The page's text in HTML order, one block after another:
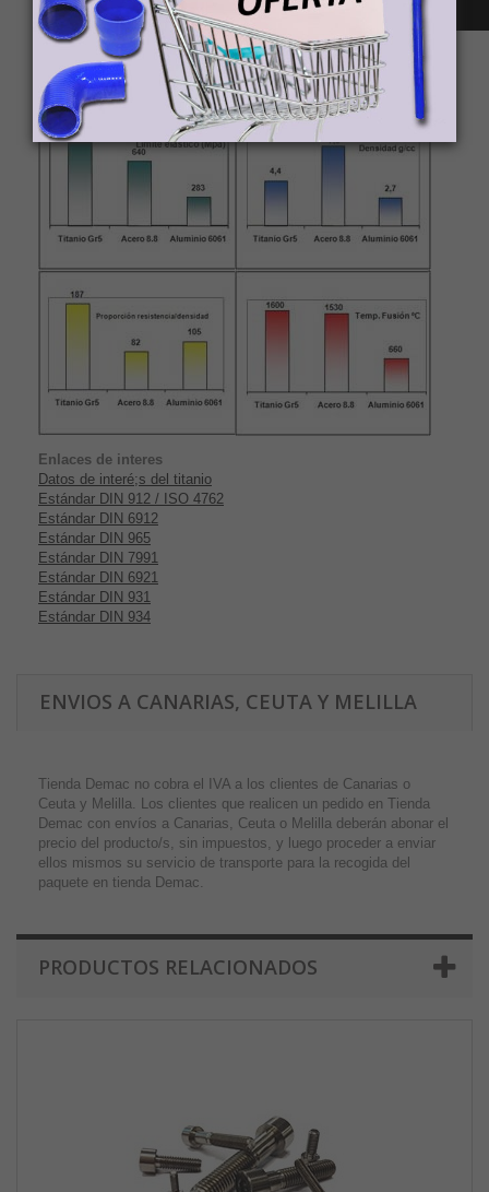
Transición beta 980 °C
Comparativa
resistencia, densidad, relación resistencia-
densidad y punto de fusión del material Titanio Grado 5 frente al
aluminio 6061 y acero 8.8
Enlaces de interes
Datos de interé;s del titanio
Estándar DIN 912 / ISO 4762
Estándar DIN 6912
Estándar DIN 965
Estándar DIN 7991
Estándar DIN 6921
Estándar DIN 931
Estándar DIN 934
ENVIOS A CANARIAS, CEUTA Y MELILLA
Tienda Demac no cobra el IVA a los clientes de Canarias o
Ceuta y Melilla. Los clientes que realicen un pedido en Tienda
Demac con envíos a Canarias, Ceuta o Melilla deberán abonar el
precio del producto/s, sin impuestos, y luego proceder a enviar
ellos mismos su servicio de transporte para la recogida del
paquete en tienda Demac.
PRODUCTOS RELACIONADOS